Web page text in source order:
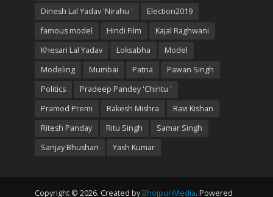
Dinesh Lal Yadav 'Nirahu '
Election2019
famous model
Hindi Film
Kajal Raghwani
Khesari Lal Yadav
Loksabha
Model
Modeling
Mumbai Patna
Pawan Singh
Politics
Pradeep Pandey 'Chintu '
Pramod Premi
Rakesh Mishra
Ravi Kishan
Ritesh Panday
Ritu Singh
Samar Singh
Sanjay Bhushan
Yash Kumar
Copyright © 2026. Created by BhojpuriMedia. Powered